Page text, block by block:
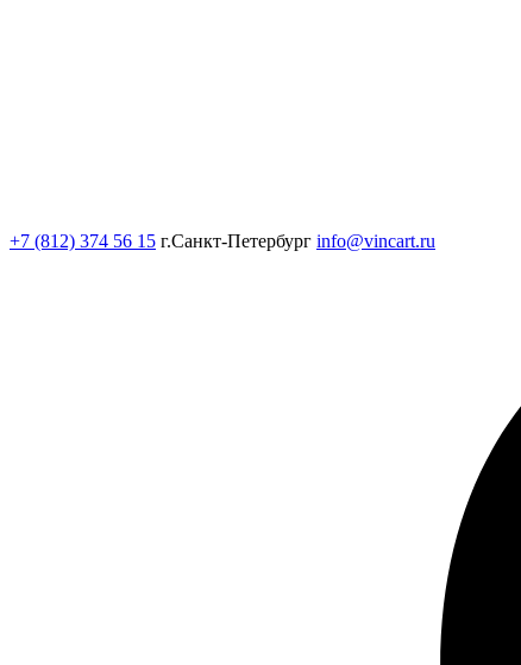
+7 (812) 374 56 15 г.Санкт-Петербург info@vincart.ru